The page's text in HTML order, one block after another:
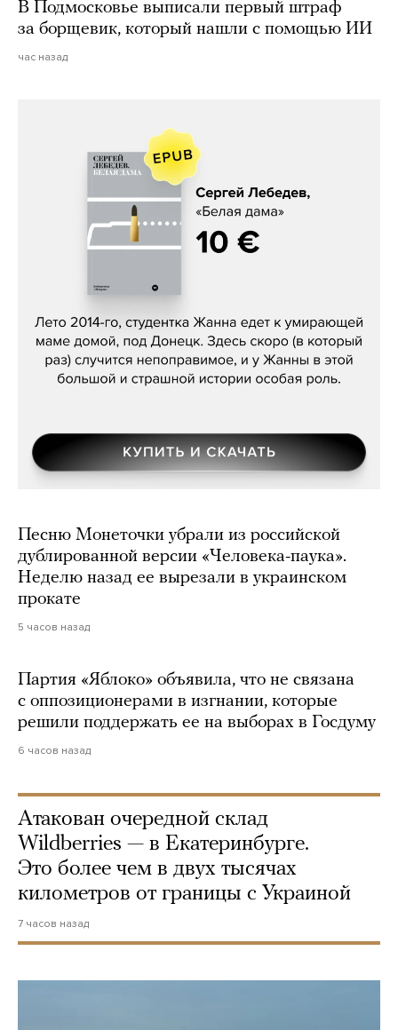
В Подмосковье выписали первый штраф
за борщевик, который нашли с помощью ИИ
час назад
Сергей Лебедев, «Белая дама»
Песню Монеточки убрали из российской
дублированной версии «Человека-паука».
Неделю назад ее вырезали в украинском
прокате
5 часов назад
Партия «Яблоко» объявила, что не связана
с оппозиционерами в изгнании, которые
решили поддержать ее на выборах в Госдуму
6 часов назад
Атакован очередной склад
Wildberries — в Екатеринбурге.
Это более чем в двух тысячах
километров от границы с Украиной
7 часов назад